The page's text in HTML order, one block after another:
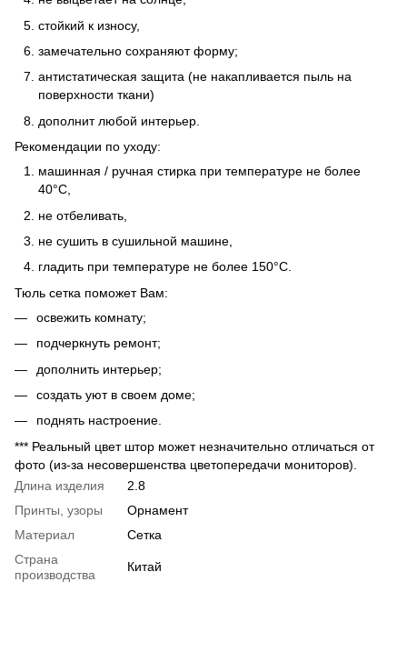
стойкий к износу,
замечательно сохраняют форму;
антистатическая защита (не накапливается пыль на
поверхности ткани)
дополнит любой интерьер.
Рекомендации по уходу:
машинная / ручная стирка при температуре не более
40°C,
не отбеливать,
не сушить в сушильной машине,
гладить при температуре не более 150°C.
Тюль сетка поможет Вам:
освежить комнату;
подчеркнуть ремонт;
дополнить интерьер;
создать уют в своем доме;
поднять настроение.
*** Реальный цвет штор может незначительно отличаться от
фото (из-за несовершенства цветопередачи мониторов).
Длина изделия
2.8
Принты, узоры
Орнамент
Материал
Сетка
Страна
производства
Китай